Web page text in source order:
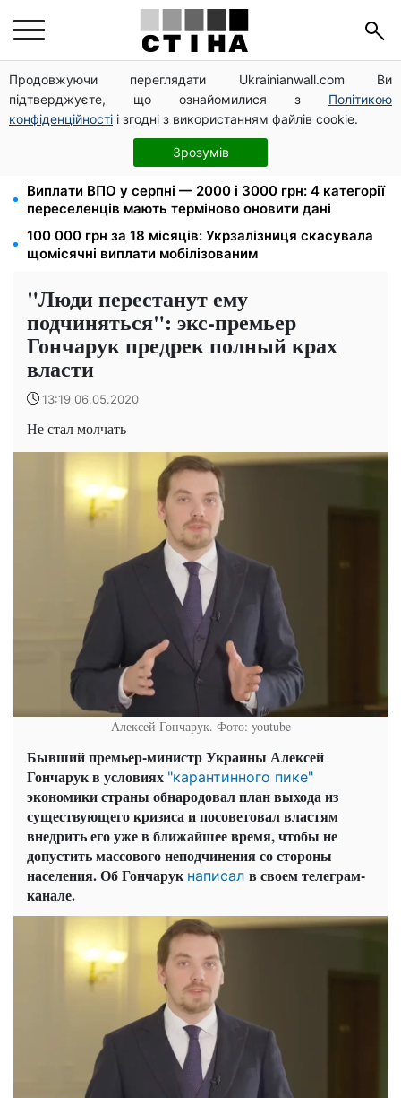
Продовжуючи переглядати Ukrainianwall.com Ви
підтверджуєте, що ознайомилися з Політикою
конфіденційності і згодні з використанням файлів cookie.
Зрозумів
Федоров звільнений і без бронювання: Камельчук
пропонує ексміністру мобілізацію на загальних
умовах
Нічний тариф на світло 2,16 грн/кВт-г: економія до
540 грн на місяць з вересня
Виплати ВПО у серпні — 2000 і 3000 грн: 4 категорії
переселенців мають терміново оновити дані
100 000 грн за 18 місяців: Укрзалізниця скасувала
щомісячні виплати мобілізованим
"Люди перестанут ему
подчиняться": экс-премьер
Гончарук предрек полный крах
власти
13:19 06.05.2020
Не стал молчать
Алексей Гончарук. Фото: youtube
Бывший премьер-министр Украины Алексей
Гончарук в условиях "карантинного пике"
экономики страны обнародовал план выхода из
существующего кризиса и посоветовал властям
внедрить его уже в ближайшее время, чтобы не
допустить массового неподчинения со стороны
населения. Об Гончарук написал в своем телеграм-
канале.